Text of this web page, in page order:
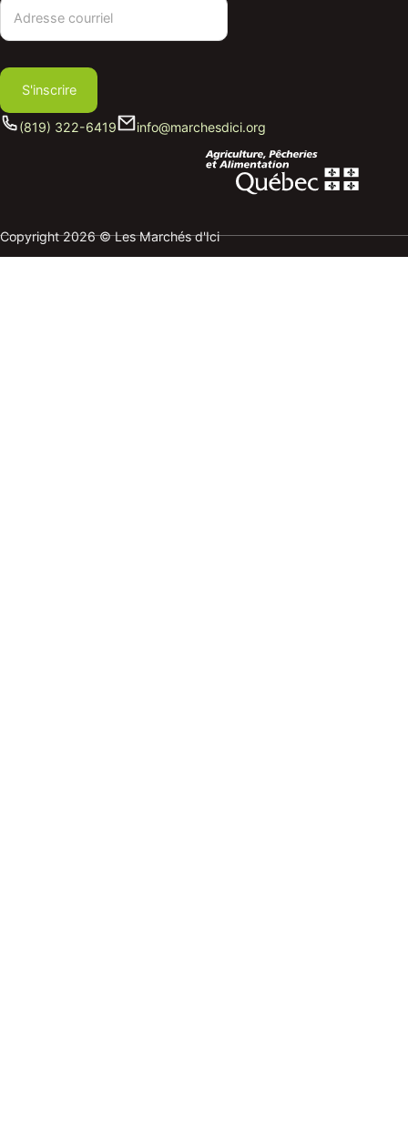
S'inscrire
(819) 322-6419 info@marchesdici.org
Copyright 2026 © Les Marchés d'Ici